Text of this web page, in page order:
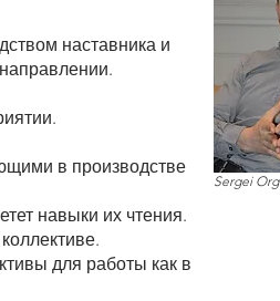
наставника и
в производстве
навыки их чтения.
для работы как в
Sergei Org